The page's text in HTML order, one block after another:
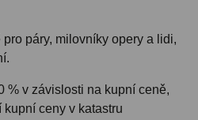
páry, milovníky opery a lidi,
% v závislosti na kupní ceně,
ceny v katastru